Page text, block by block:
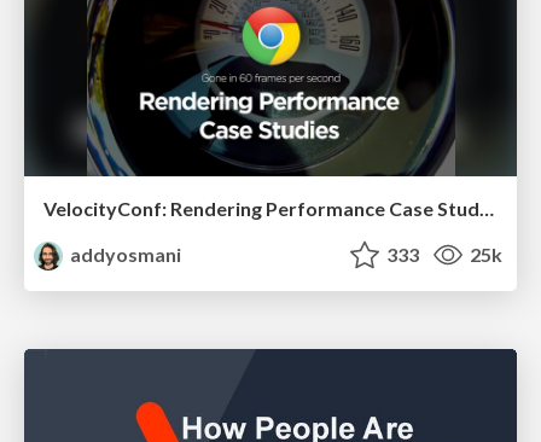
VelocityConf: Rendering Performance Case Studies
addyosmani
333 25k